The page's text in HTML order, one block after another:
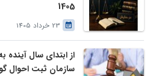
1405
23 خرداد 1405
از ابتدای سال
سازمان ثبت احوال